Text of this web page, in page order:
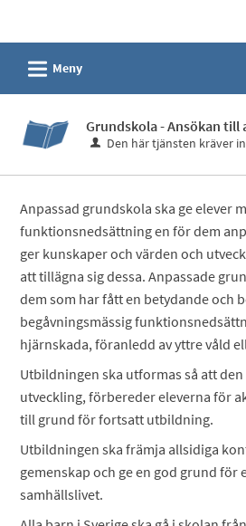
till
Hultfreds
L Meny
Grundskola - Ansökan till
Den här tjänsten kräver
Anpassad grundskola ska ge elever
funktionsnedsättning en för dem
ger kunskaper och värden och
att tillägna sig dessa. Anpassade
dem som har fått en betydande och
begåvningsmässig
hjärnskada, föranledd av yttre våld
Utbildningen ska utformas så att
utveckling, förbereder eleverna för
till grund för fortsatt utbildning.
Utbildningen ska främja allsidiga
gemenskap och ge en god grund för
samhällslivet.